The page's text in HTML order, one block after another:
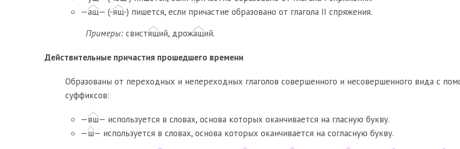
—ащ— (-ящ-) пишется, если причастие образовано от глагола II спряжения.
Примеры: свистящий, дрожащий.
Действительные причастия прошедшего времени
Образованы от переходных и непереходных глаголов совершенного и несовершенного вида с
суффиксов:
—вш— используется в словах, основа которых оканчивается на гласную букву.
—ш— используется в словах, основа которых оканчивается на согласную букву.